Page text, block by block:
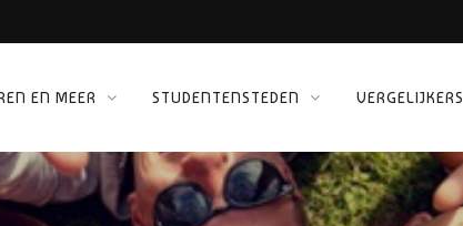
EN MEER STUDENTENSTEDEN VERGELIJKERS